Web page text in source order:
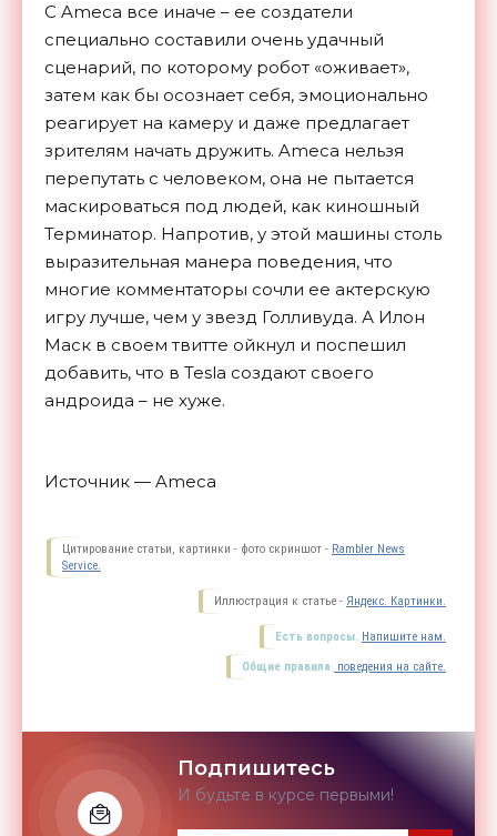
С Ameca все иначе – ее создатели
специально составили очень удачный
сценарий, по которому робот «оживает»,
затем как бы осознает себя, эмоционально
реагирует на камеру и даже предлагает
зрителям начать дружить. Ameca нельзя
перепутать с человеком, она не пытается
маскироваться под людей, как киношный
Терминатор. Напротив, у этой машины столь
выразительная манера поведения, что
многие комментаторы сочли ее актерскую
игру лучше, чем у звезд Голливуда. А Илон
Маск в своем твитте ойкнул и поспешил
добавить, что в Tesla создают своего
андроида – не хуже.
Источник — Ameca
Цитирование статьи, картинки - фото скриншот - Rambler News
Service.
Иллюстрация к статье - Яндекс. Картинки.
Есть вопросы. Напишите нам.
Общие правила поведения на сайте.
Подпишитесь
И будьте в курсе первыми!